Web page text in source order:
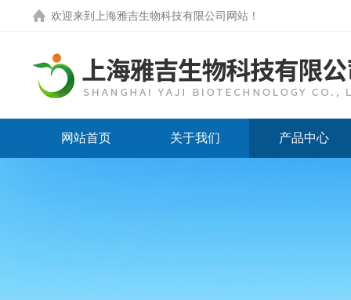
欢迎来到 上海雅吉生物科技有限公司网站 ！
网站首页 关于我们 产品中心